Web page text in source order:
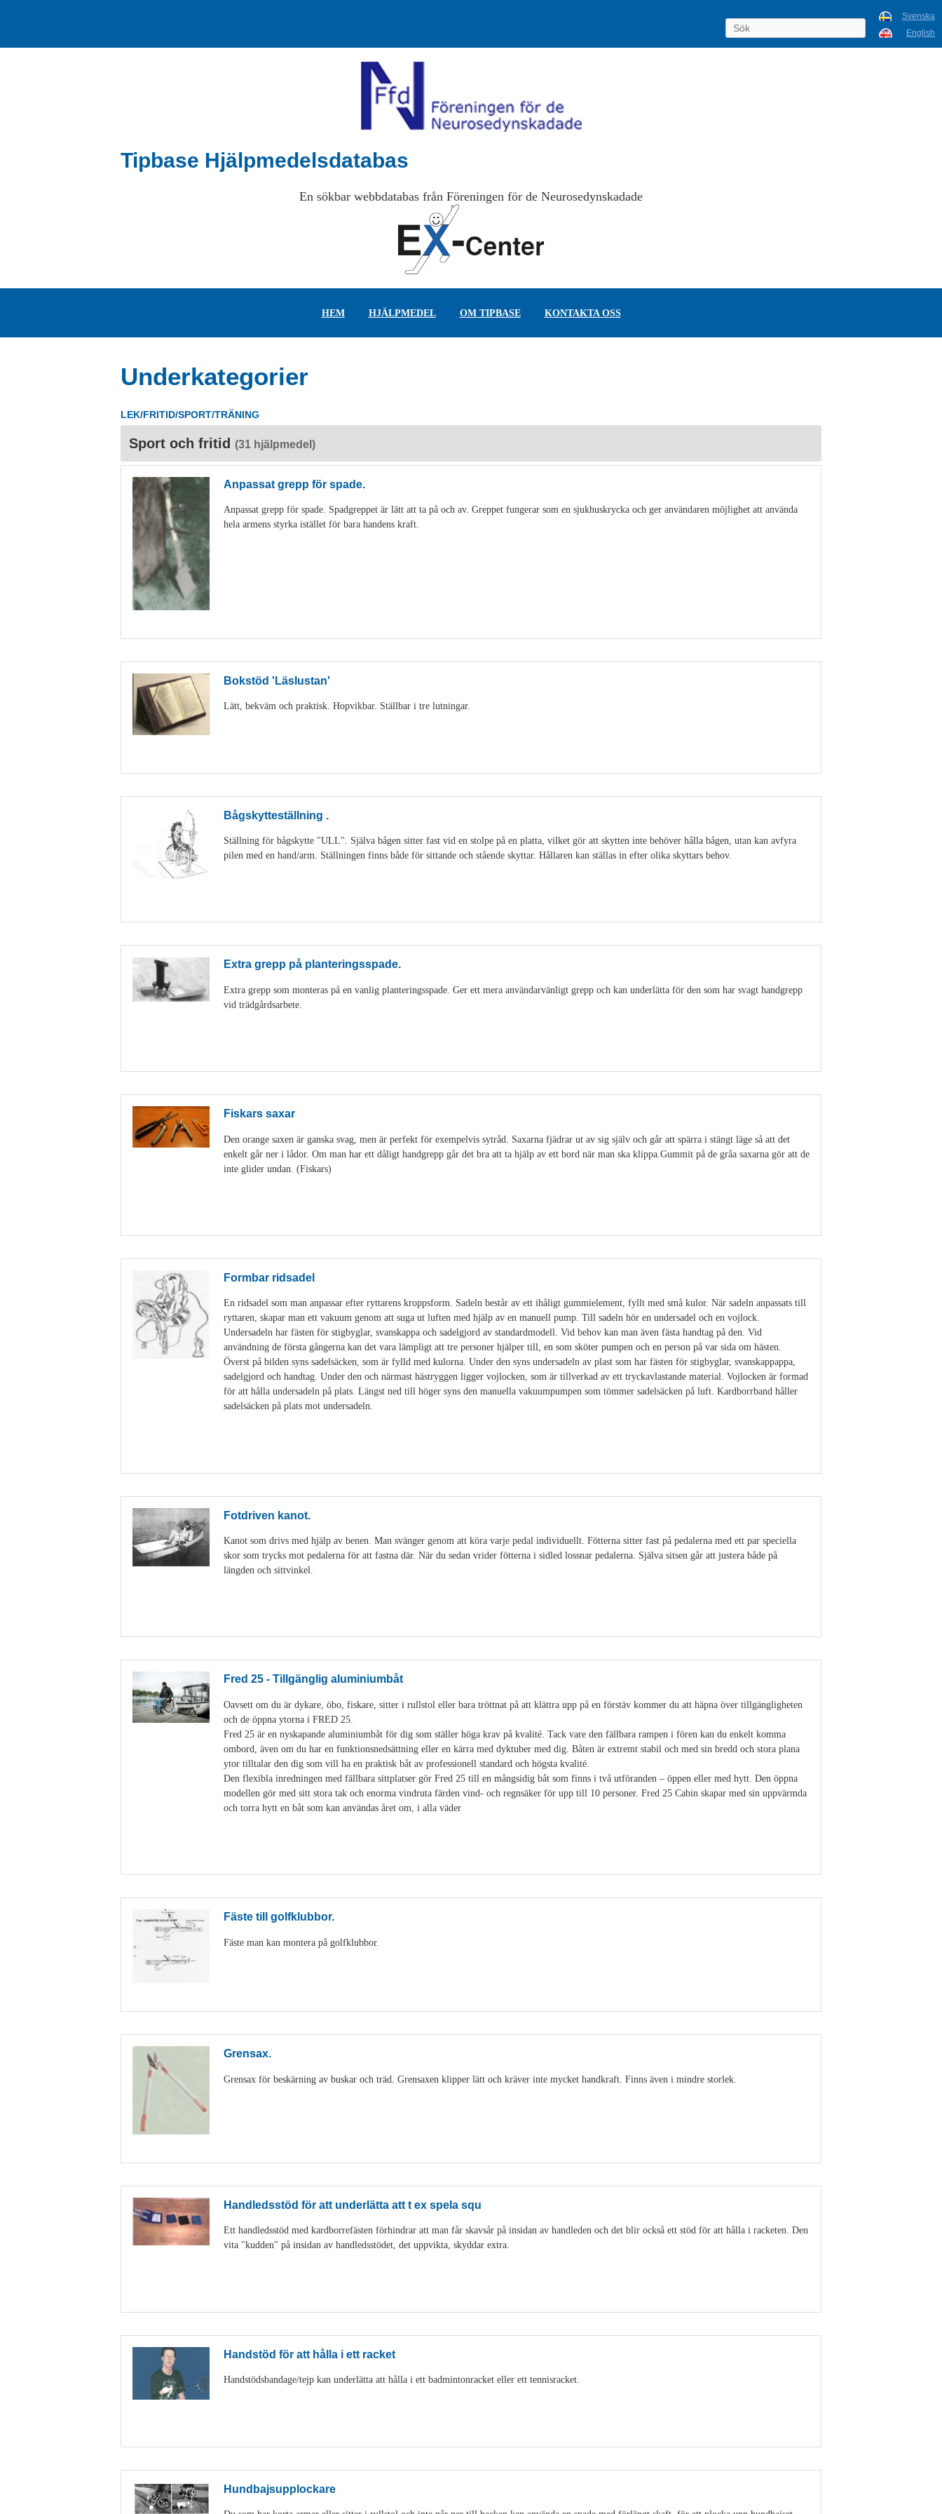
Svenska
English
Tipbase Hjälpmedelsdatabas
En sökbar webbdatabas från Föreningen för de Neurosedynskadade
HEM HJÄLPMEDEL OM TIPBASE KONTAKTA OSS
Underkategorier
LEK/FRITID/SPORT/TRÄNING
Sport och fritid (31 hjälpmedel)
Anpassat grepp för spade.
Anpassat grepp för spade. Spadgreppet är lätt att ta på och av. Greppet fungerar som en sjukhuskrycka och ger användaren möjlighet att använda
hela armens styrka istället för bara handens kraft.
Bokstöd 'Läslustan'
Lätt, bekväm och praktisk. Hopvikbar. Ställbar i tre lutningar.
Bågskytteställning .
Ställning för bågskytte "ULL". Själva bågen sitter fast vid en stolpe på en platta, vilket gör att skytten inte behöver hålla bågen, utan kan avfyra
pilen med en hand/arm. Ställningen finns både för sittande och stående skyttar. Hållaren kan ställas in efter olika skyttars behov.
Extra grepp på planteringsspade.
Extra grepp som monteras på en vanlig planteringsspade. Ger ett mera användarvänligt grepp och kan underlätta för den som har svagt handgrepp
vid trädgårdsarbete.
Fiskars saxar
Den orange saxen är ganska svag, men är perfekt för exempelvis sytråd. Saxarna fjädrar ut av sig själv och går att spärra i stängt läge så att det
enkelt går ner i lådor. Om man har ett dåligt handgrepp går det bra att ta hjälp av ett bord när man ska klippa.Gummit på de gråa saxarna gör att de
inte glider undan. (Fiskars)
Formbar ridsadel
En ridsadel som man anpassar efter ryttarens kroppsform. Sadeln består av ett ihåligt gummielement, fyllt med små kulor. När sadeln anpassats till
ryttaren, skapar man ett vakuum genom att suga ut luften med hjälp av en manuell pump. Till sadeln hör en undersadel och en vojlock.
Undersadeln har fästen för stigbyglar, svanskappa och sadelgjord av standardmodell. Vid behov kan man även fästa handtag på den. Vid
användning de första gångerna kan det vara lämpligt att tre personer hjälper till, en som sköter pumpen och en person på var sida om hästen.
Överst på bilden syns sadelsäcken, som är fylld med kulorna. Under den syns undersadeln av plast som har fästen för stigbyglar, svanskappappa,
sadelgjord och handtag. Under den och närmast hästryggen ligger vojlocken, som är tillverkad av ett tryckavlastande material. Vojlocken är formad
för att hålla undersadeln på plats. Längst ned till höger syns den manuella vakuumpumpen som tömmer sadelsäcken på luft. Kardborrband håller
sadelsäcken på plats mot undersadeln.
Fotdriven kanot.
Kanot som drivs med hjälp av benen. Man svänger genom att köra varje pedal individuellt. Fötterna sitter fast på pedalerna med ett par speciella
skor som trycks mot pedalerna för att fastna där. När du sedan vrider fötterna i sidled lossnar pedalerna. Själva sitsen går att justera både på
längden och sittvinkel.
Fred 25 - Tillgänglig aluminiumbåt
Oavsett om du är dykare, öbo, fiskare, sitter i rullstol eller bara tröttnat på att klättra upp på en förstäv kommer du att häpna över tillgängligheten
och de öppna ytorna i FRED 25.
Fred 25 är en nyskapande aluminiumbåt för dig som ställer höga krav på kvalité. Tack vare den fällbara rampen i fören kan du enkelt komma
ombord, även om du har en funktionsnedsättning eller en kärra med dyktuber med dig. Båten är extremt stabil och med sin bredd och stora plana
ytor tilltalar den dig som vill ha en praktisk båt av professionell standard och högsta kvalité.
Den flexibla inredningen med fällbara sittplatser gör Fred 25 till en mångsidig båt som finns i två utföranden – öppen eller med hytt. Den öppna
modellen gör med sitt stora tak och enorma vindruta färden vind- och regnsäker för upp till 10 personer. Fred 25 Cabin skapar med sin uppvärmda
och torra hytt en båt som kan användas året om, i alla väder
Fäste till golfklubbor.
Fäste man kan montera på golfklubbor.
Grensax.
Grensax för beskärning av buskar och träd. Grensaxen klipper lätt och kräver inte mycket handkraft. Finns även i mindre storlek.
Handledsstöd för att underlätta att t ex spela squ
Ett handledsstöd med kardborrefästen förhindrar att man får skavsår på insidan av handleden och det blir också ett stöd för att hålla i racketen. Den
vita "kudden" på insidan av handledsstödet, det uppvikta, skyddar extra.
Handstöd för att hålla i ett racket
Handstödsbandage/tejp kan underlätta att hålla i ett badmintonracket eller ett tennisracket.
Hundbajsupplockare